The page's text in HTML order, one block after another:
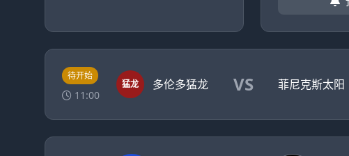
待开始
11:00
猛龙 多伦多猛龙 VS 菲尼克斯太阳